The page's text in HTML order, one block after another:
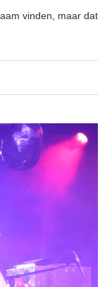
vinden, maar dat